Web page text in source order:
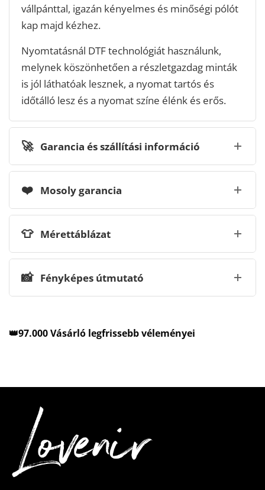
vállpánttal, igazán kényelmes és minőségi pólót
kap majd kézhez.
Nyomtatásnál DTF technológiát használunk,
melynek köszönhetően a részletgazdag minták
is jól láthatóak lesznek, a nyomat tartós és
időtálló lesz és a nyomat színe élénk és erős.
🚀 Garancia és szállítási információ
❤️ Mosoly garancia
👕 Mérettáblázat
📸 Fényképes útmutató
👑97.000 Vásárló legfrissebb véleményei